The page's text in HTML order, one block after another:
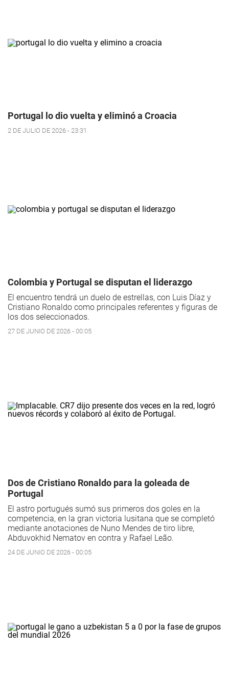
Portugal lo dio vuelta y eliminó a Croacia
2 DE JULIO DE 2026 - 23:31
Colombia y Portugal se disputan el liderazgo
El encuentro tendrá un duelo de estrellas, con Luis Díaz y
Cristiano Ronaldo como principales referentes y figuras de
los dos seleccionados.
27 DE JUNIO DE 2026 - 00:05
Dos de Cristiano Ronaldo para la goleada de
Portugal
El astro portugués sumó sus primeros dos goles en la
competencia, en la gran victoria lusitana que se completó
mediante anotaciones de Nuno Mendes de tiro libre,
Abduvokhid Nematov en contra y Rafael Leão.
24 DE JUNIO DE 2026 - 00:05